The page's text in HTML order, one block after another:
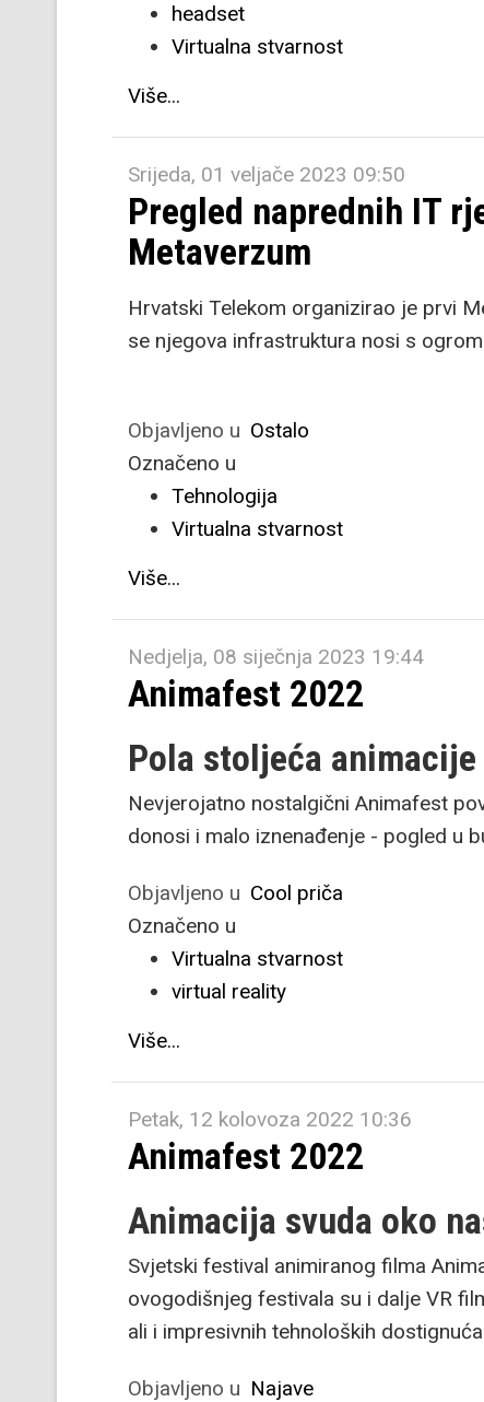
headset
Virtualna stvarnost
Više...
Srijeda, 01 veljače 2023 09:50
Pregled naprednih IT
Metaverzum
Hrvatski Telekom organizirao je prvi
se njegova infrastruktura nosi s
Objavljeno u Ostalo
Označeno u
Tehnologija
Virtualna stvarnost
Više...
Nedjelja, 08 siječnja 2023 19:44
Animafest 2022
Pola stoljeća animacije
Nevjerojatno nostalgični Animafest
donosi i malo iznenađenje - pogled u
Objavljeno u Cool priča
Označeno u
Virtualna stvarnost
virtual reality
Više...
Petak, 12 kolovoza 2022 10:36
Animafest 2022
Animacija svuda oko
Svjetski festival animiranog filma
ovogodišnjeg festivala su i dalje VR
ali i impresivnih tehnoloških
Objavljeno u Najave